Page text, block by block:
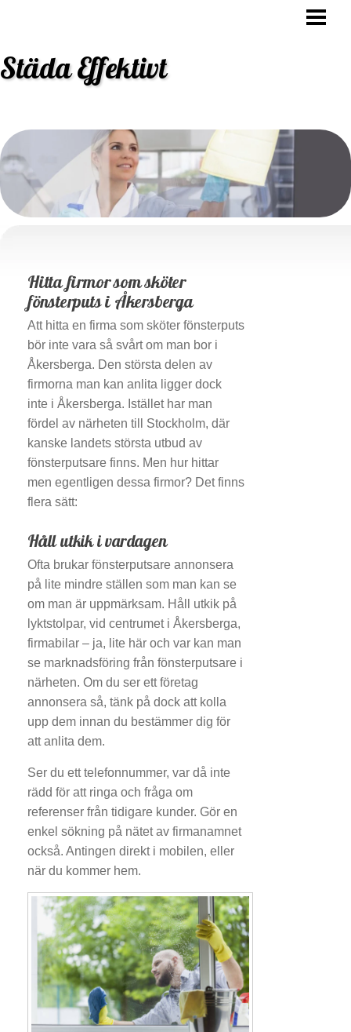
VARFÖR SKA MAN STÄDA
BESTÄLL STÄDHJÄLP
Städa Effektivt
Hitta firmor som sköter
fönsterputs i Åkersberga
Att hitta en firma som sköter fönsterputs
bör inte vara så svårt om man bor i
Åkersberga. Den största delen av
firmorna man kan anlita ligger dock
inte i Åkersberga. Istället har man
fördel av närheten till Stockholm, där
kanske landets största utbud av
fönsterputsare finns. Men hur hittar
men egentligen dessa firmor? Det finns
flera sätt:
Håll utkik i vardagen
Ofta brukar fönsterputsare annonsera
på lite mindre ställen som man kan se
om man är uppmärksam. Håll utkik på
lyktstolpar, vid centrumet i Åkersberga,
firmabilar – ja, lite här och var kan man
se marknadsföring från fönsterputsare i
närheten. Om du ser ett företag
annonsera så, tänk på dock att kolla
upp dem innan du bestämmer dig för
att anlita dem.
Ser du ett telefonnummer, var då inte
rädd för att ringa och fråga om
referenser från tidigare kunder. Gör en
enkel sökning på nätet av firmanamnet
också. Antingen direkt i mobilen, eller
när du kommer hem.